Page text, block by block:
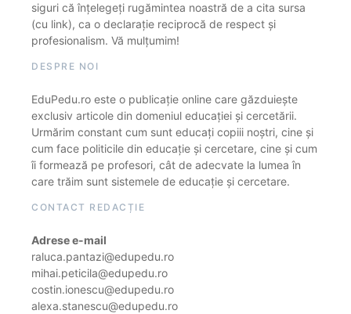
siguri că înțelegeți rugămintea noastră de a cita sursa
(cu link), ca o declarație reciprocă de respect și
profesionalism. Vă mulțumim!
DESPRE NOI
EduPedu.ro este o publicație online care găzduiește
exclusiv articole din domeniul educației și cercetării.
Urmărim constant cum sunt educați copiii noștri, cine și
cum face politicile din educație și cercetare, cine și cum
îi formează pe profesori, cât de adecvate la lumea în
care trăim sunt sistemele de educație și cercetare.
CONTACT REDACȚIE
Adrese e-mail
raluca.pantazi@edupedu.ro
mihai.peticila@edupedu.ro
costin.ionescu@edupedu.ro
alexa.stanescu@edupedu.ro